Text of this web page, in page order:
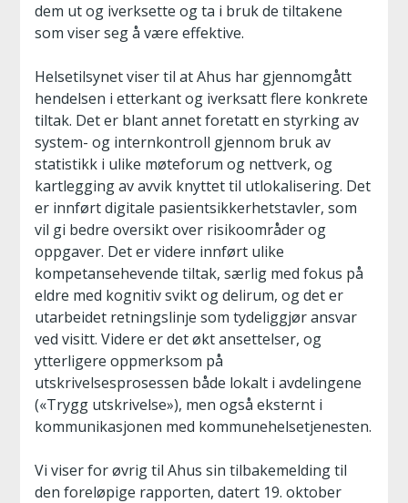
dem ut og iverksette og ta i bruk de tiltakene
som viser seg å være effektive.
Helsetilsynet viser til at Ahus har gjennomgått
hendelsen i etterkant og iverksatt flere konkrete
tiltak. Det er blant annet foretatt en styrking av
system- og internkontroll gjennom bruk av
statistikk i ulike møteforum og nettverk, og
kartlegging av avvik knyttet til utlokalisering. Det
er innført digitale pasientsikkerhetstavler, som
vil gi bedre oversikt over risikoområder og
oppgaver. Det er videre innført ulike
kompetansehevende tiltak, særlig med fokus på
eldre med kognitiv svikt og delirum, og det er
utarbeidet retningslinje som tydeliggjør ansvar
ved visitt. Videre er det økt ansettelser, og
ytterligere oppmerksom på
utskrivelsesprosessen både lokalt i avdelingene
(«Trygg utskrivelse»), men også eksternt i
kommunikasjonen med kommunehelsetjenesten.
Vi viser for øvrig til Ahus sin tilbakemelding til
den foreløpige rapporten, datert 19. oktober